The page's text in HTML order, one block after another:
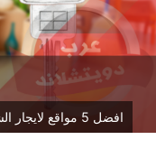
افضل 5 مواقع لايجار الشقق في المانيا بكل سهولة على موقع الانترنت